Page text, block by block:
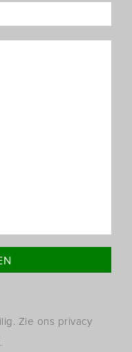
Zie ons privacy